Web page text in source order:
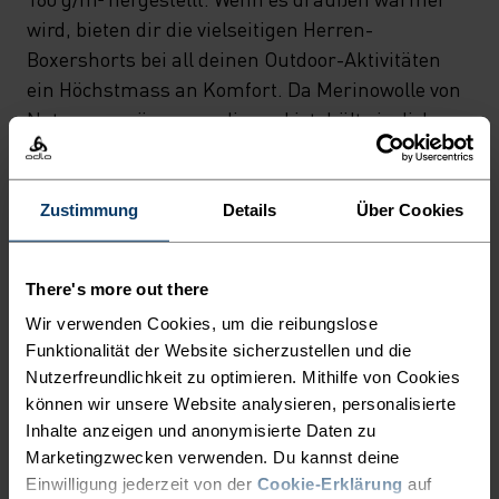
Zustimmung Details Über Cookies
There's more out there
Wir verwenden Cookies, um die reibungslose
Funktionalität der Website sicherzustellen und die
Nutzerfreundlichkeit zu optimieren. Mithilfe von Cookies
können wir unsere Website analysieren, personalisierte
Inhalte anzeigen und anonymisierte Daten zu
Marketingzwecken verwenden. Du kannst deine
Einwilligung jederzeit von der Cookie-Erklärung auf
wird, bieten dir die vielseitigen Herren-
Boxershorts bei all deinen Outdoor-Aktivitäten
ein Höchstmass an Komfort. Da Merinowolle von
Natur aus wärmeregulierend ist, hält sie dich
angenehm kühl. Zudem leitet sie Feuchtigkeit ab,
damit du trocken bleibst. Ganz gleich, ob du es
eher ruhig angehen lässt oder bis zum
Sonnenuntergang aktiv bist – die leichteste
immer die richtige Wahl. Natürlicher Komfort für
deine nächsten Abenteuer im Freien.
ULTIMATIVER KOMFORT,
GRENZENLOSE